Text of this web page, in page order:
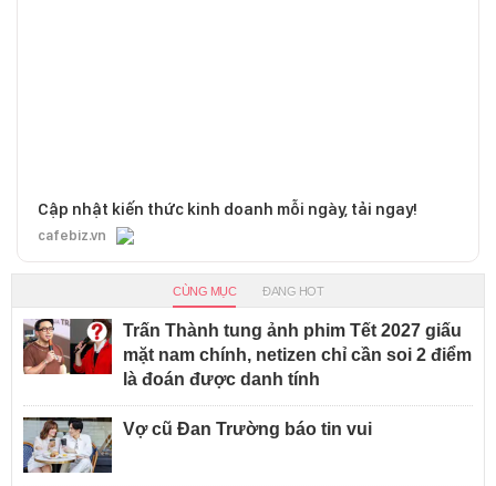
Cập nhật kiến thức kinh doanh mỗi ngày, tải ngay!
cafebiz.vn
CÙNG MỤC ĐANG HOT
Trấn Thành tung ảnh phim Tết 2027 giấu
mặt nam chính, netizen chỉ cần soi 2 điểm
là đoán được danh tính
Vợ cũ Đan Trường báo tin vui